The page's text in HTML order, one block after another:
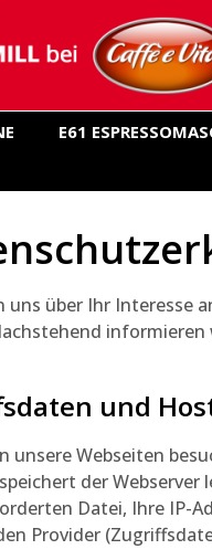
E61
uns über Ihr Interesse
informieren
und
unsere Webseiten
der
Datei, Ihre IP-
Provider